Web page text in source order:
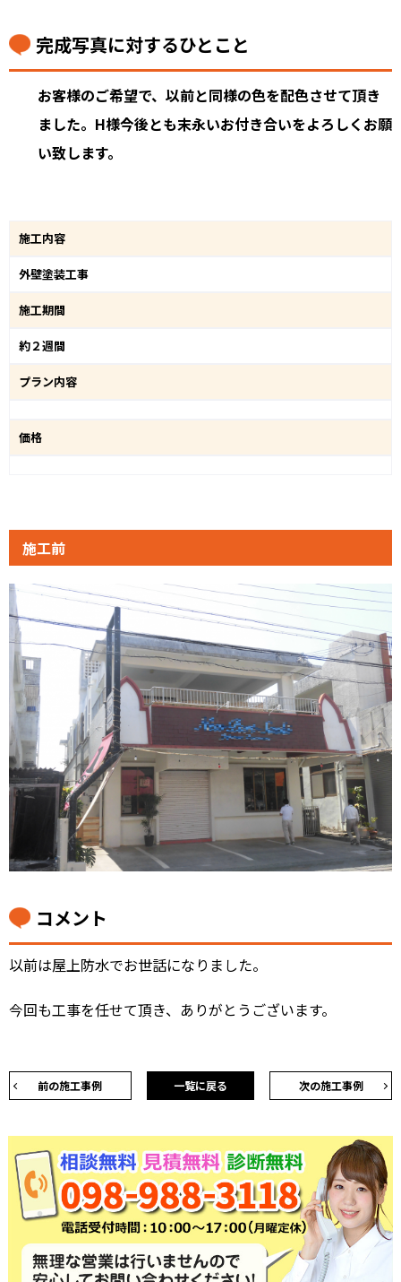
完成写真に対するひとこと
お客様のご希望で、以前と同様の色を配色させて頂き
ました。H様今後とも末永いお付き合いをよろしくお願
い致します。
施工内容
外壁塗装工事
施工期間
約２週間
プラン内容
価格
施工前
コメント
以前は屋上防水でお世話になりました。
今回も工事を任せて頂き、ありがとうございます。
前の施工事例 次の施工事例
一覧に戻る